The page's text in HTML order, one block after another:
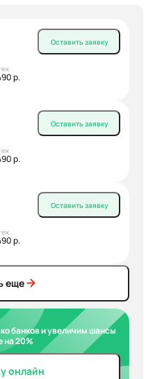
р.
Оставить заявку
р.
Оставить заявку
р.
Оставить заявку
еще
банков и увеличим шансы
на 20%
онлайн